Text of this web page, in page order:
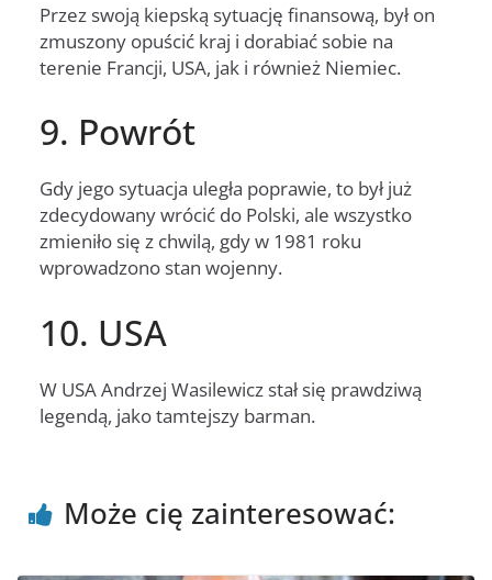
Przez swoją kiepską sytuację finansową, był on
zmuszony opuścić kraj i dorabiać sobie na
terenie Francji, USA, jak i również Niemiec.
9. Powrót
Gdy jego sytuacja uległa poprawie, to był już
zdecydowany wrócić do Polski, ale wszystko
zmieniło się z chwilą, gdy w 1981 roku
wprowadzono stan wojenny.
10. USA
W USA Andrzej Wasilewicz stał się prawdziwą
legendą, jako tamtejszy barman.
Może cię zainteresować: